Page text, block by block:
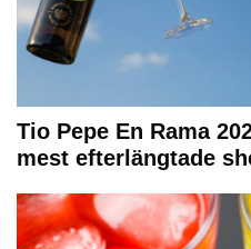
Tio Pepe En Rama
mest efterlängtade